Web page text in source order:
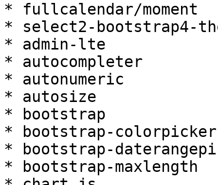
* fullcalendar/moment
* select2-bootstrap4-
* admin-lte
* autocompleter
* autonumeric
* autosize
* bootstrap
* bootstrap-colorpicker
* bootstrap-
* bootstrap-maxlength